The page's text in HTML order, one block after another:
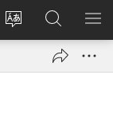
Endre
Logg
inn
Søk
på
JW.ORG
VIS